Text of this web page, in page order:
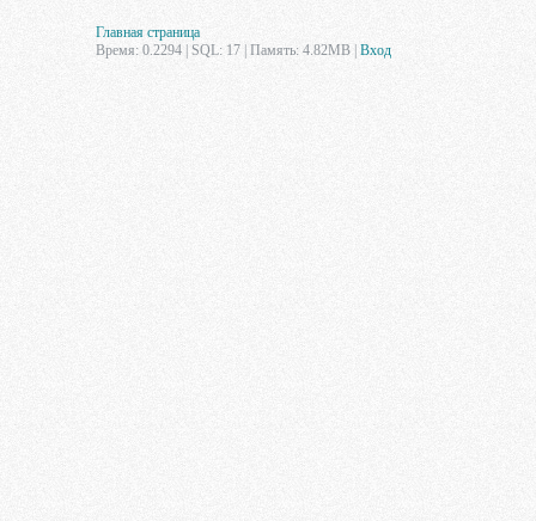
Главная страница
Время: 0.2294 | SQL: 17 | Память: 4.82MB Вход